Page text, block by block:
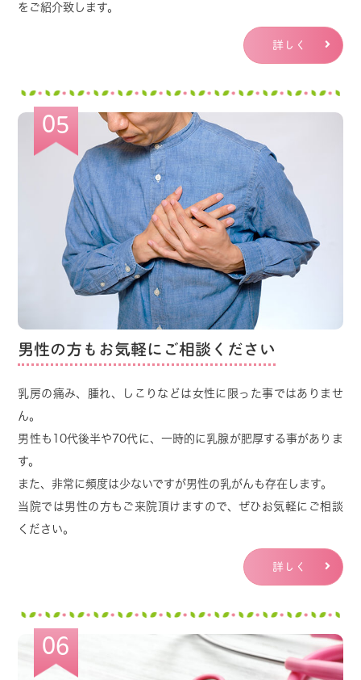
この度、週1回ですが、助産師と相談出来る場を設
ける事が出来るようになりましたので、
以下の様なご相談事がある方は、検討してみては
・赤ちゃんとの生活・育児について（寝ない、泣
く、吐くなど）
・赤ちゃんの身体と心
・産後のママの身体と心
・授乳の実践方法（抱き方、ふくませ方）
・簡単な乳房マッサージ（出ない、出すぎる、痛
い、硬い、飲まない）
・今後の家族計画 他
料金は実費となり、完全予約制となります。
料金 初診の方 （60分） 6000円
い合わせください。
＊予約は前月の25日以降となります
＊誠に申し訳ありませんが、症状や状況によって
はお受けできない場合もあります。
2025.12.08
年末年始の診療のご案内
をご紹介致します。
詳しく
05
男性の方もお気軽にご相談ください
乳房の痛み、腫れ、しこりなどは女性に限った事ではありませ
ん。
男性も10代後半や70代に、一時的に乳腺が肥厚する事がありま
す。
また、非常に頻度は少ないですが男性の乳がんも存在します。
当院では男性の方もご来院頂けますので、ぜひお気軽にご相談
ください。
詳しく
06